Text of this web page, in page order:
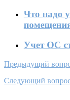
Что надо
Учет ОС
Предыдущий
Следующий